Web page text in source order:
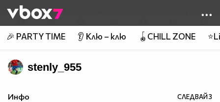
👾
🎉 PARTY TIME 👂 Клю – клю 🪀CHILL ZONE
stenly_955
Инфо СЛЕДВАЙ3